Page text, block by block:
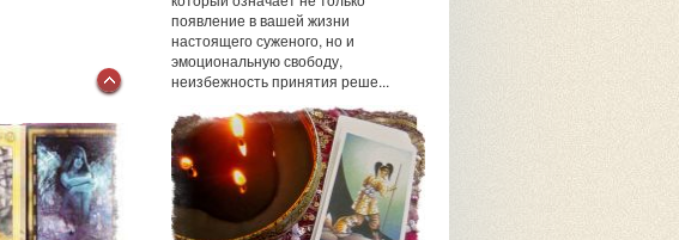
появление в вашей жизни
настоящего суженого, но и
эмоциональную свободу,
неизбежность принятия реше...